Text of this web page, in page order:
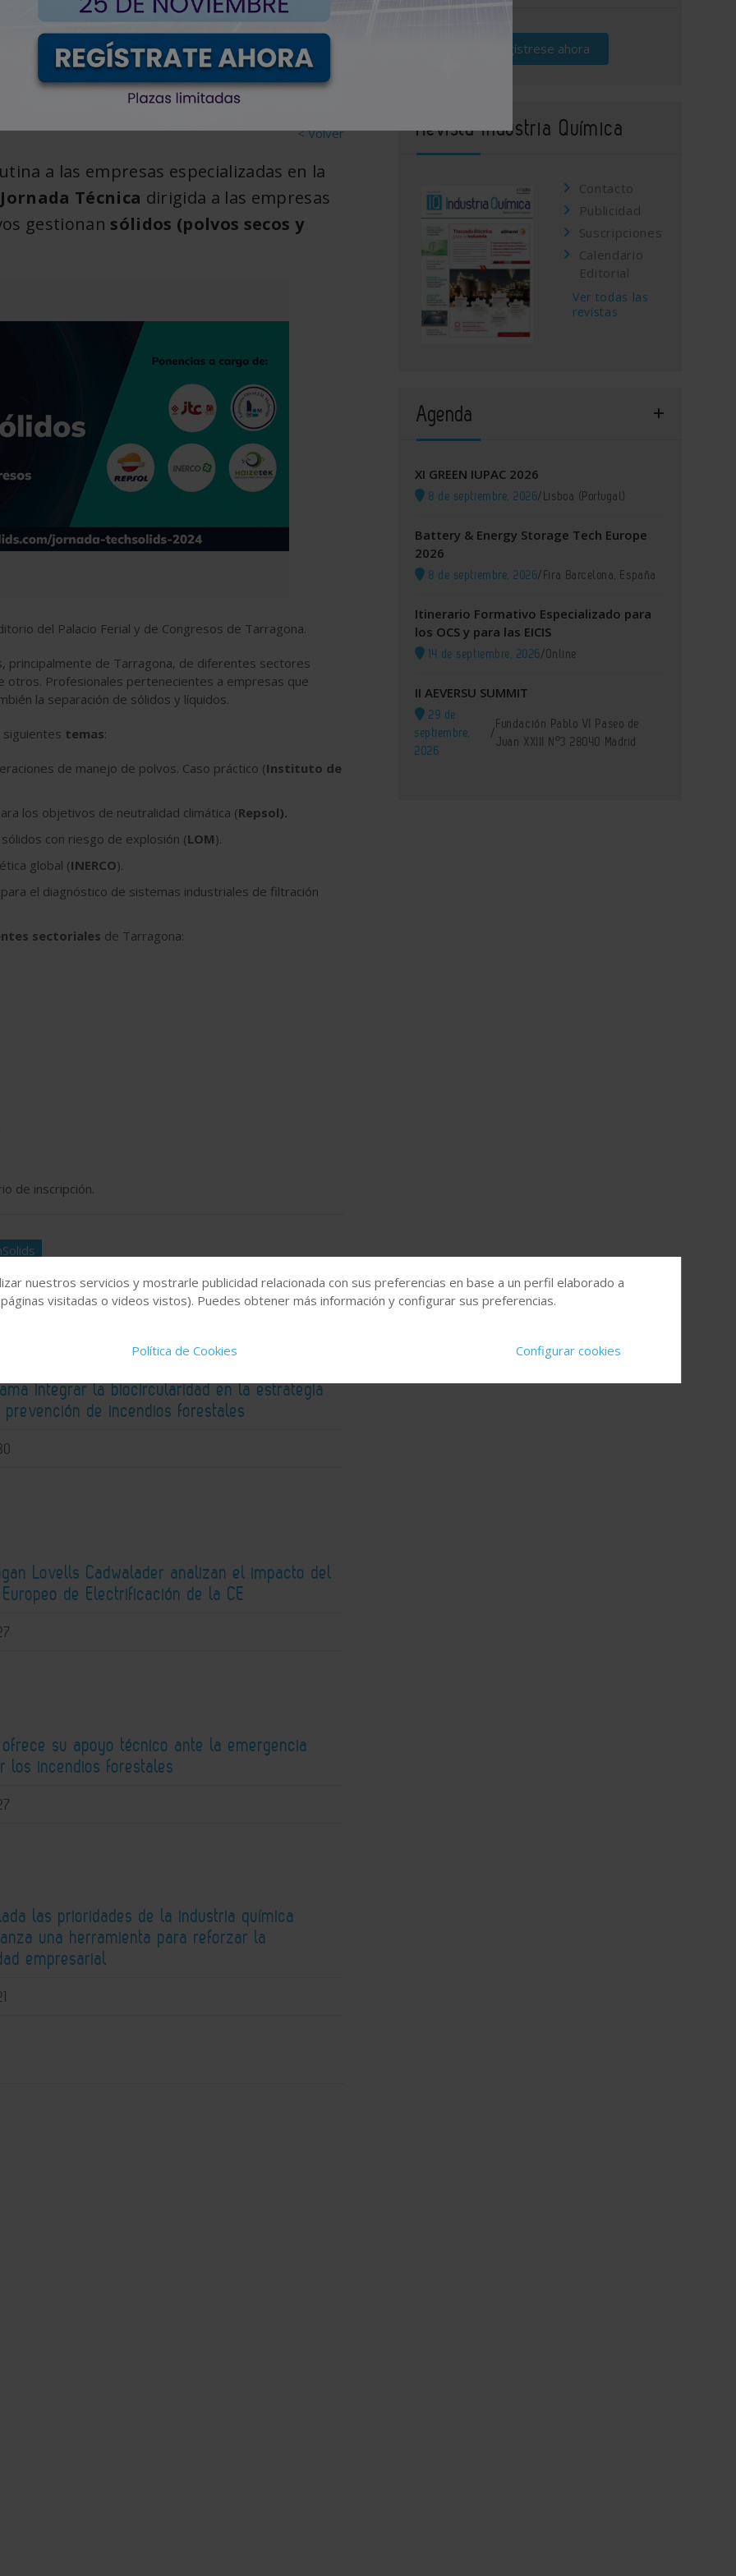
Tarragona
< Volver
a las empresas especializadas en la
Jornada Técnica dirigida a las empresas
gestionansólidos (polvos secos y
del Palacio Ferial y de Congresos de Tarragona.
principalmente de Tarragona, de diferentes sectores
otros. Profesionales pertenecientes a empresas que
la separación de sólidos y líquidos.
temas:
de manejo de polvos. Caso práctico (Instituto de
los objetivos de neutralidad climática (Repsol).
con riesgo de explosión (LOM).
global (INERCO).
el diagnóstico de sistemas industriales de filtración
sectoriales de Tarragona:
de inscripción.
integrar la biocircularidad en la estrategia
de incendios forestales
Lovells Cadwalader analizan el impacto del
de Electrificación de la CE
su apoyo técnico ante la emergencia
los incendios forestales
las prioridades de la industria química
una herramienta para reforzar la
empresarial
Regístrese ahora
Revista Industria Química
Contacto
Publicidad
Suscripciones
Calendario
Editorial
Ver todas las
revistas
Agenda
XI GREEN IUPAC 2026
8 de septiembre, 2026/Lisboa (Portugal)
Battery & Energy Storage Tech Europe
2026
8 de septiembre, 2026/Fira Barcelona, España
Itinerario Formativo Especializado para
los OCS y para las EICIS
14 de septiembre, 2026/Online
II AEVERSU SUMMIT
29 de
septiembre,
2026
/
Fundación Pablo VI Paseo de
Juan XXIII Nº3 28040 Madrid
nuestros servicios y mostrarle publicidad relacionada con sus preferencias en base a un perfil elaborado a
visitadas o videos vistos). Puedes obtener más información y configurar sus preferencias.
Política de Cookies Configurar cookies